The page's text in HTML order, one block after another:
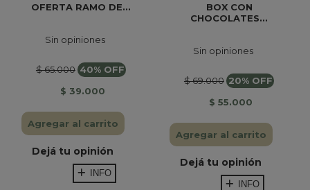
OFERTA RAMO DE...
Sin opiniones
$ 65.000 40% OFF
$ 39.000
Agregar al carrito
Dejá tu opinión
INFO
BOX CON
CHOCOLATES...
Sin opiniones
$ 69.000 20% OFF
$ 55.000
Agregar al carrito
Dejá tu opinión
INFO